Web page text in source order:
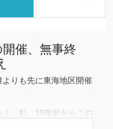
催、無事終
りも先に東海地区開催
！ 私、10年前からこの